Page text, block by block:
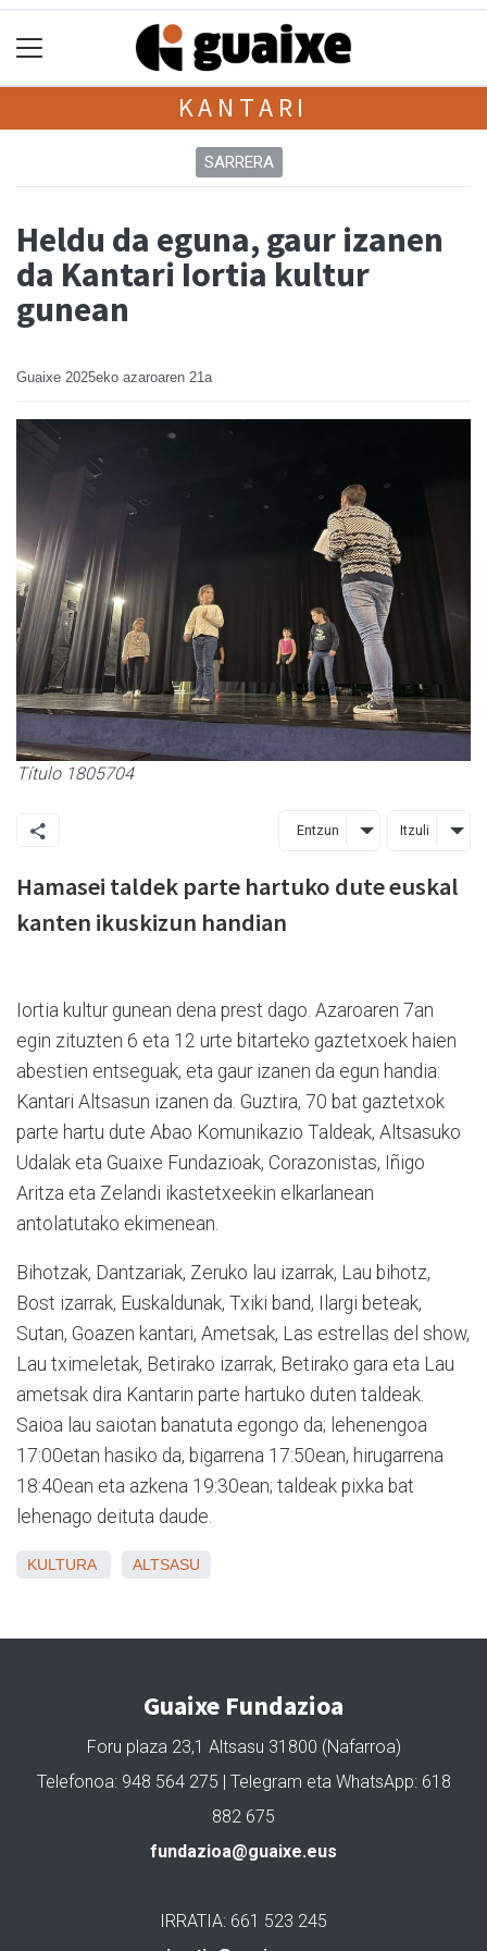
KANTARI
SARRERA
Heldu da eguna, gaur izanen
da Kantari Iortia kultur
gunean
Guaixe 2025eko azaroaren 21a
Título 1805704
Entzun Itzuli
Hamasei taldek parte hartuko dute euskal
kanten ikuskizun handian
Iortia kultur gunean dena prest dago. Azaroaren 7an
egin zituzten 6 eta 12 urte bitarteko gaztetxoek haien
abestien entseguak, eta gaur izanen da egun handia:
Kantari Altsasun izanen da. Guztira, 70 bat gaztetxok
parte hartu dute Abao Komunikazio Taldeak, Altsasuko
Udalak eta Guaixe Fundazioak, Corazonistas, Iñigo
Aritza eta Zelandi ikastetxeekin elkarlanean
antolatutako ekimenean.
Bihotzak, Dantzariak, Zeruko lau izarrak, Lau bihotz,
Bost izarrak, Euskaldunak, Txiki band, Ilargi beteak,
Sutan, Goazen kantari, Ametsak, Las estrellas del show,
Lau tximeletak, Betirako izarrak, Betirako gara eta Lau
ametsak dira Kantarin parte hartuko duten taldeak.
Saioa lau saiotan banatuta egongo da; lehenengoa
17:00etan hasiko da, bigarrena 17:50ean, hirugarrena
18:40ean eta azkena 19:30ean; taldeak pixka bat
lehenago deituta daude.
KULTURA ALTSASU
Guaixe Fundazioa
Foru plaza 23,1 Altsasu 31800 (Nafarroa)
Telefonoa: 948 564 275 | Telegram eta WhatsApp: 618
882 675
fundazioa@guaixe.eus
IRRATIA: 661 523 245